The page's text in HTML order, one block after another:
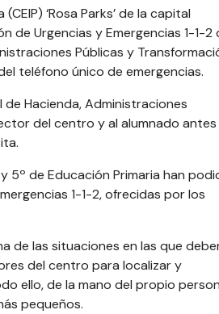
‘Rosa Parks’ de la capital
de Urgencias y Emergencias 1-1-2
Públicas y
teléfono único de emergencias.
Hacienda, Administraciones
del centro y al alumnado antes
5º de Educación Primaria han
1-1-2, ofrecidas por los
de las situaciones en las que
del centro para localizar y
ello, de la mano del propio
pequeños.